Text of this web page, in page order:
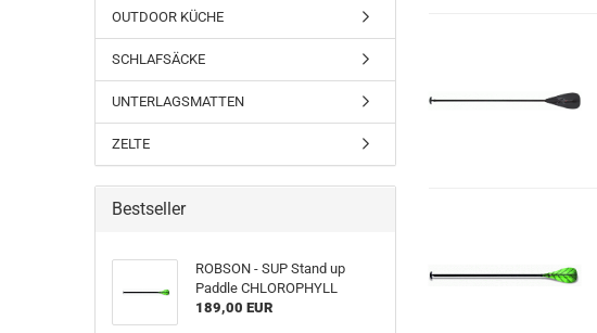
OUTDOOR KÜCHE
SCHLAFSÄCKE
UNTERLAGSMATTEN
ZELTE
Bestseller
ROBSON - SUP Stand up
Paddle CHLOROPHYLL
189,00 EUR